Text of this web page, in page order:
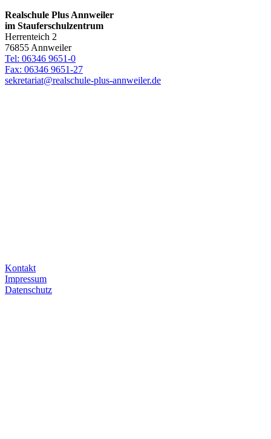
Realschule Plus Annweiler
im Stauferschulzentrum
Herrenteich 2
76855 Annweiler
Tel: 06346 9651-0
Fax: 06346 9651-27
sekretariat@realschule-plus-annweiler.de
Kontakt
Impressum
Datenschutz